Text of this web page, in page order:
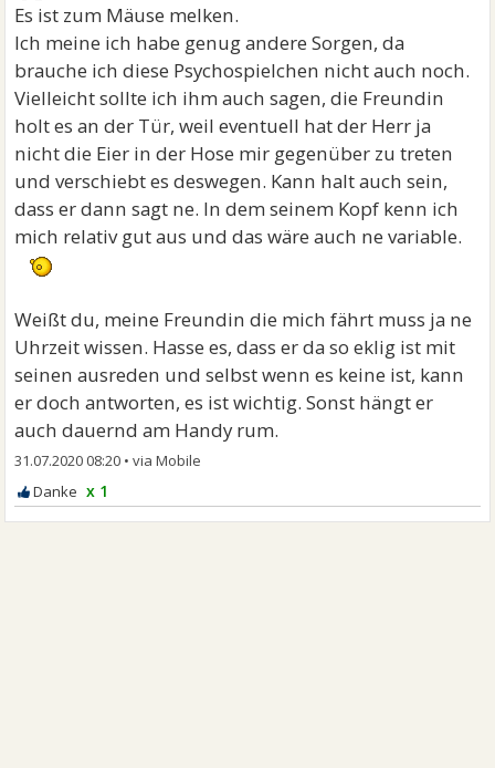
Es ist zum Mäuse melken.
Ich meine ich habe genug andere Sorgen, da
brauche ich diese Psychospielchen nicht auch noch.
Vielleicht sollte ich ihm auch sagen, die Freundin
holt es an der Tür, weil eventuell hat der Herr ja
nicht die Eier in der Hose mir gegenüber zu treten
und verschiebt es deswegen. Kann halt auch sein,
dass er dann sagt ne. In dem seinem Kopf kenn ich
mich relativ gut aus und das wäre auch ne variable.
Weißt du, meine Freundin die mich fährt muss ja ne
Uhrzeit wissen. Hasse es, dass er da so eklig ist mit
seinen ausreden und selbst wenn es keine ist, kann
er doch antworten, es ist wichtig. Sonst hängt er
auch dauernd am Handy rum.
31.07.2020 08:20 •
x 1